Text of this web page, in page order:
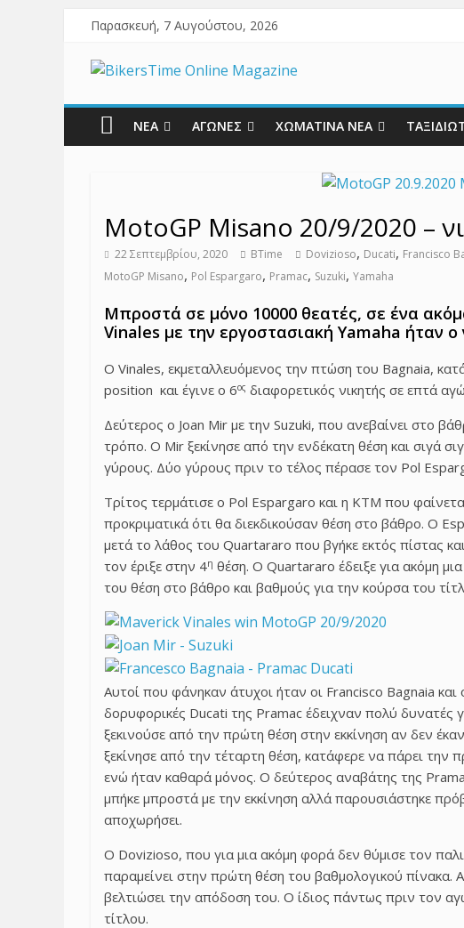
Παρασκευή, 7 Αυγούστου, 2026
ΝΕΑ ΑΓΩΝΕΣ ΧΩΜΑΤΙΝΑ ΝΕΑ
MotoGP Misano 20/9/2020 –
22 Σεπτεμβρίου, 2020 BTime Dovizioso, Ducati, Francisco
MotoGP Misano, Pol Espargaro, Pramac, Suzuki, Yamaha
Μπροστά σε μόνο 10000 θεατές, σε ένα
Vinales με την εργοστασιακή Yamaha ήταν
Ο Vinales, εκμεταλλευόμενος την πτώση του Bagnaia,
position και έγινε ο 6ος διαφορετικός νικητής σε επτά
Δεύτερος ο Joan Mir με την Suzuki, που ανεβαίνει στο
τρόπο. Ο Mir ξεκίνησε από την ενδέκατη θέση και σιγά
γύρους. Δύο γύρους πριν το τέλος πέρασε τον Pol
Τρίτος τερμάτισε ο Pol Espargaro και η ΚΤΜ που
προκριματικά ότι θα διεκδικούσαν θέση στο βάθρο. Ο
μετά το λάθος του Quartararo που βγήκε εκτός πίστας
τον έριξε στην 4η θέση. Ο Quartararo έδειξε για ακόμη
του θέση στο βάθρο και βαθμούς για την κούρσα του
Αυτοί που φάνηκαν άτυχοι ήταν οι Francisco Bagnaia και
δορυφορικές Ducati της Pramac έδειχναν πολύ δυνατές
ξεκινούσε από την πρώτη θέση στην εκκίνηση αν δεν
ξεκίνησε από την τέταρτη θέση, κατάφερε να πάρει
ενώ ήταν καθαρά μόνος. Ο δεύτερος αναβάτης της
μπήκε μπροστά με την εκκίνηση αλλά παρουσιάστηκε
αποχωρήσει.
Ο Dovizioso, που για μια ακόμη φορά δεν θύμισε τον
παραμείνει στην πρώτη θέση του βαθμολογικού
βελτιώσει την απόδοση του. Ο ίδιος πάντως πριν τον
τίτλου.